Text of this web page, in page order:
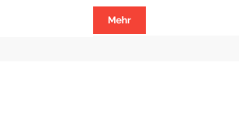
Mehr